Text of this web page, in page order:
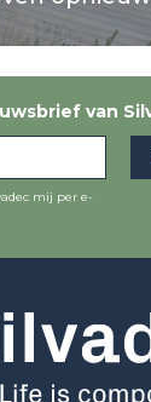
van
mij per e-